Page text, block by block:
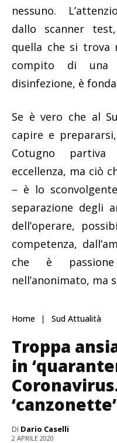
nessuno.
dallo scanner
quella che si trova
compito di una
disinfezione, è
Se è vero che al
capire e
Cotugno
eccellenza, ma ciò
– è lo
separazione degli
dell’operare,
competenza,
che è
nell’anonimato, ma
Home Sud Attualità
Troppa
in
‘canzonette’
Di Dario Caselli
2 APRILE 2020